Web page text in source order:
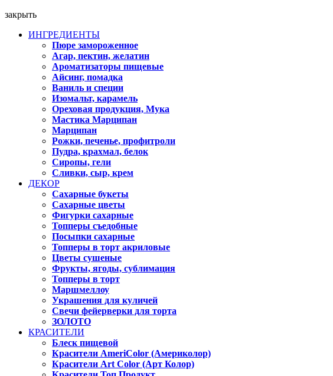
закрыть
ИНГРЕДИЕНТЫ
Пюре замороженное
Агар, пектин, желатин
Ароматизаторы пищевые
Айсинг, помадка
Ваниль и специи
Изомальт, карамель
Ореховая продукция, Мука
Мастика Марципан
Марципан
Рожки, печенье, профитроли
Пудра, крахмал, белок
Сиропы, гели
Сливки, сыр, крем
ДЕКОР
Сахарные букеты
Сахарные цветы
Фигурки сахарные
Топперы съедобные
Посыпки сахарные
Топперы в торт акриловые
Цветы сушеные
Фрукты, ягоды, сублимация
Топперы в торт
Маршмеллоу
Украшения для куличей
Свечи фейерверки для торта
ЗОЛОТО
КРАСИТЕЛИ
Блеск пищевой
Красители AmeriColor (Америколор)
Красители Art Color (Арт Колор)